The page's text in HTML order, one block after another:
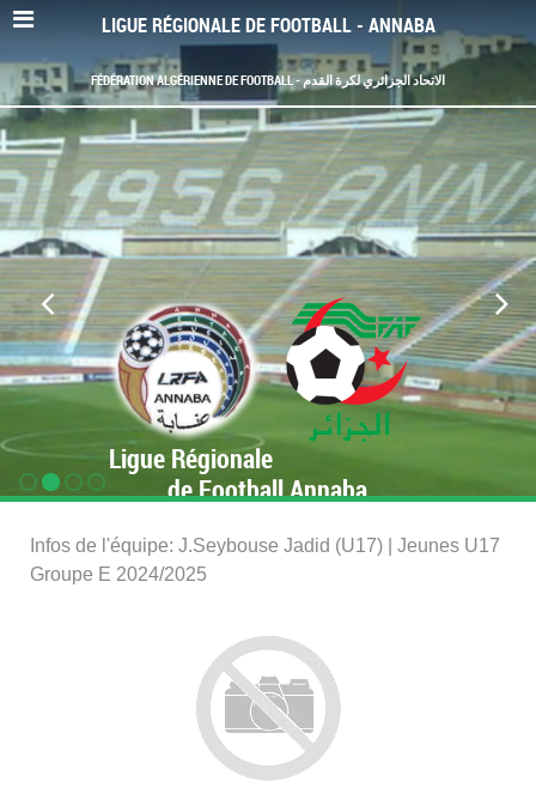
LIGUE RÉGIONALE DE FOOTBALL - ANNABA
FÉDÉRATION ALGÉRIENNE DE FOOTBALL - الاتحاد الجزائري لكرة القدم
Ligue Régionale
de Football Annaba
Infos de l'équipe: J.Seybouse Jadid (U17) | Jeunes U17
Groupe E 2024/2025